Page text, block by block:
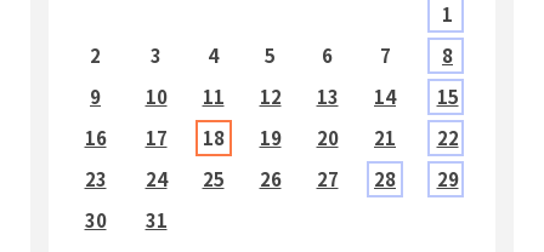
1
2
3 4 5 6 7
8
9
10 11 12 13 14
15
16
17 18 19 20 21
22
23
24 25 26 27 28
29
30
31